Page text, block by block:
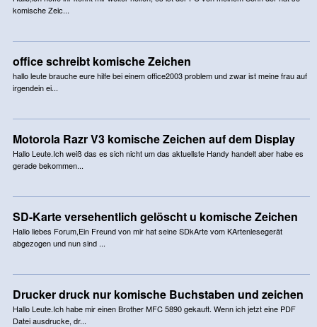
komische Zeic...
office schreibt komische Zeichen
hallo leute brauche eure hilfe bei einem office2003 problem und zwar ist meine frau auf
irgendein ei...
Motorola Razr V3 komische Zeichen auf dem Display
Hallo Leute.Ich weiß das es sich nicht um das aktuellste Handy handelt aber habe es
gerade bekommen...
SD-Karte versehentlich gelöscht u komische Zeichen
Hallo liebes Forum,Ein Freund von mir hat seine SDkArte vom KArtenlesegerät
abgezogen und nun sind ...
Drucker druck nur komische Buchstaben und zeichen
Hallo Leute.Ich habe mir einen Brother MFC 5890 gekauft. Wenn ich jetzt eine PDF
Datei ausdrucke, dr...